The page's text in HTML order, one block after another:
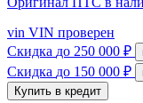
vin VIN проверен
Скидка до 250 000 ₽
Скидка до 150 000 ₽
Купить в кредит